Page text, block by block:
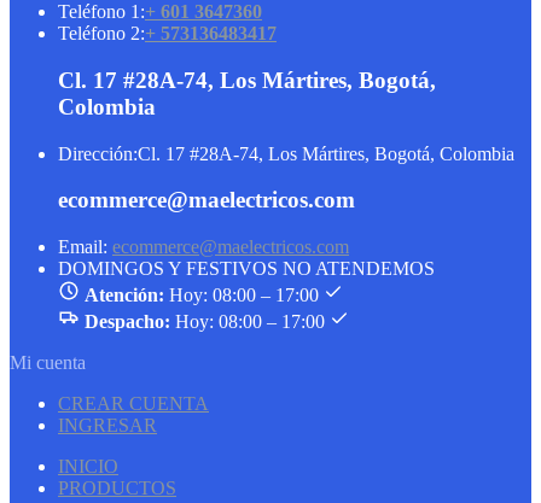
Teléfono 1:+ 601 3647360
Teléfono 2:+ 573136483417
Cl. 17 #28A-74, Los Mártires, Bogotá,
Colombia
Dirección:Cl. 17 #28A-74, Los Mártires, Bogotá, Colombia
ecommerce@maelectricos.com
Email: ecommerce@maelectricos.com
DOMINGOS Y FESTIVOS NO ATENDEMOS
Atención: Hoy: 08:00 – 17:00
Despacho: Hoy: 08:00 – 17:00
Mi cuenta
CREAR CUENTA
INGRESAR
INICIO
PRODUCTOS